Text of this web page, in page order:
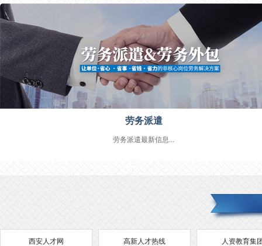
劳务派遣
劳务派遣最新信息...
西安人才网 高新人才热线 人资教育集